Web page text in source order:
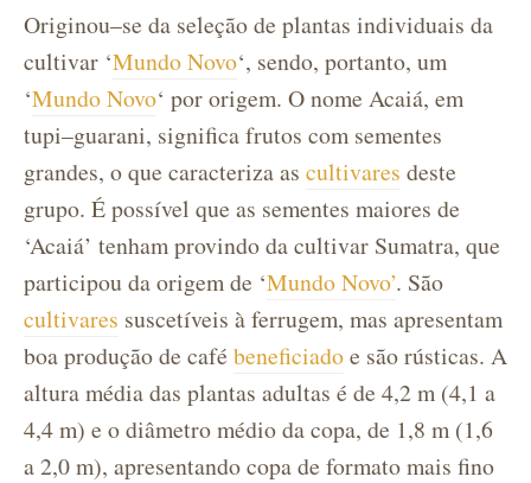
Originou–se da seleção de plantas individuais da
cultivar ‘Mundo Novo‘, sendo, portanto, um
‘Mundo Novo‘ por origem. O nome Acaiá, em
tupi–guarani, significa frutos com sementes
grandes, o que caracteriza as cultivares deste
grupo. É possível que as sementes maiores de
‘Acaiá’ tenham provindo da cultivar Sumatra, que
participou da origem de ‘Mundo Novo’. São
cultivares suscetíveis à ferrugem, mas apresentam
boa produção de café beneficiadoe são rústicas. A
altura média das plantas adultas é de 4,2 m (4,1 a
4,4 m) e o diâmetro médio da copa, de 1,8 m (1,6
a 2,0 m), apresentando copa de formato mais fino